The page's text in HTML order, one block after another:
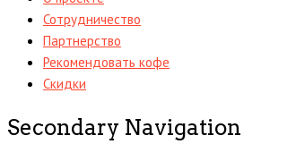
Сотрудничество
Партнерство
Рекомендовать кофе
Скидки
Secondary Navigation